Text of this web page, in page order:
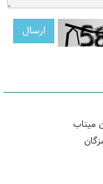
میناب